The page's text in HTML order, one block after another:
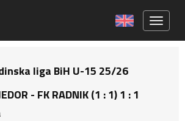
liga BiH U-15 25/26
- FK RADNIK (1 : 1) 1 : 1